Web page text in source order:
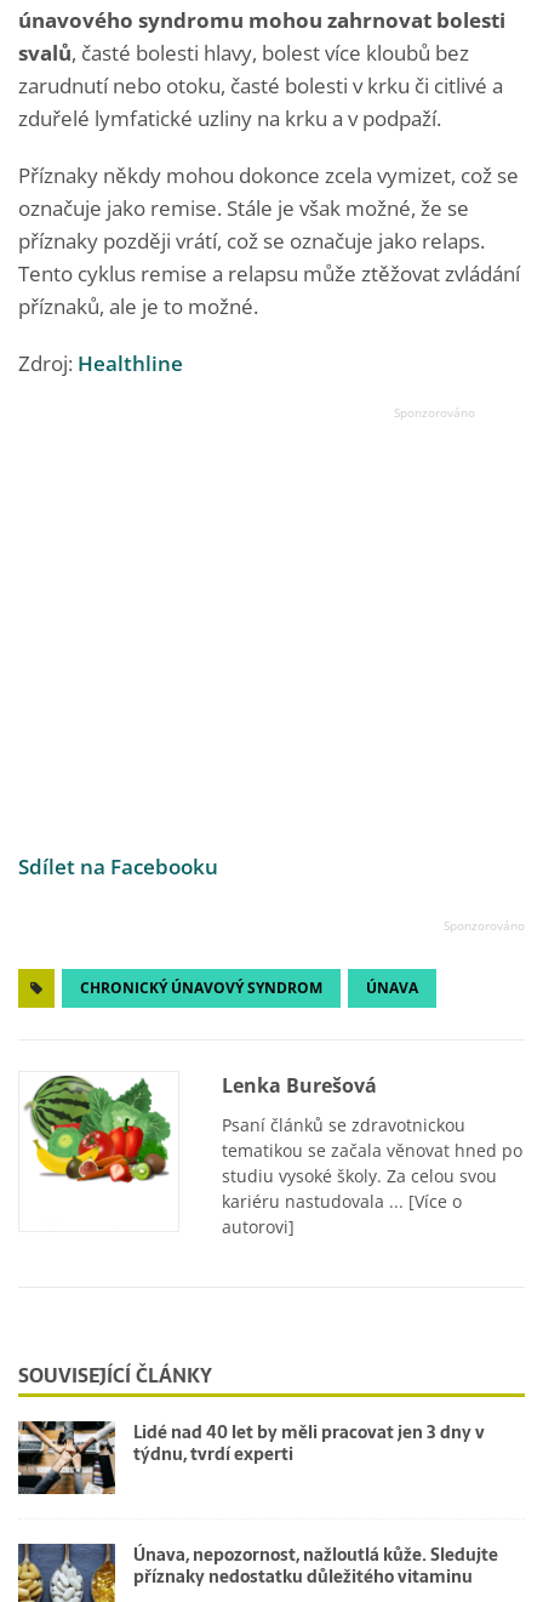
únavového syndromu mohou zahrnovat bolesti
svalů, časté bolesti hlavy, bolest více kloubů bez
zarudnutí nebo otoku, časté bolesti v krku či citlivé a
zduřelé lymfatické uzliny na krku a v podpaží.
Příznaky někdy mohou dokonce zcela vymizet, což se
označuje jako remise. Stále je však možné, že se
příznaky později vrátí, což se označuje jako relaps.
Tento cyklus remise a relapsu může ztěžovat zvládání
příznaků, ale je to možné.
Zdroj: Healthline
Sdílet na Facebooku
CHRONICKÝ ÚNAVOVÝ SYNDROM ÚNAVA
Lenka Burešová
Psaní článků se zdravotnickou
tematikou se začala věnovat hned po
studiu vysoké školy. Za celou svou
kariéru nastudovala ... [Více o
autorovi]
SOUVISEJÍCÍ ČLÁNKY
Lidé nad 40 let by měli pracovat jen 3 dny v
týdnu, tvrdí experti
Únava, nepozornost, nažloutlá kůže. Sledujte
příznaky nedostatku důležitého vitaminu